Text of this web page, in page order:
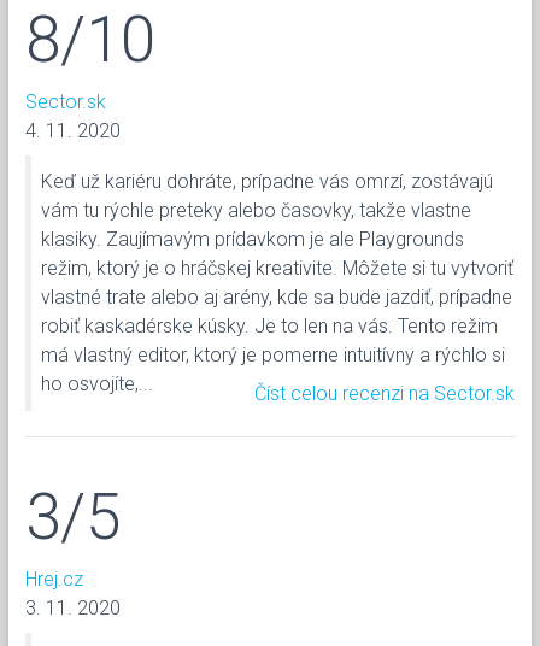
8/10
Sector.sk
4. 11. 2020
Keď už kariéru dohráte, prípadne vás omrzí, zostávajú
vám tu rýchle preteky alebo časovky, takže vlastne
klasiky. Zaujímavým prídavkom je ale Playgrounds
režim, ktorý je o hráčskej kreativite. Môžete si tu vytvoriť
vlastné trate alebo aj arény, kde sa bude jazdiť, prípadne
robiť kaskadérske kúsky. Je to len na vás. Tento režim
má vlastný editor, ktorý je pomerne intuitívny a rýchlo si
ho osvojíte,...
Číst celou recenzi na Sector.sk
3/5
Hrej.cz
3. 11. 2020